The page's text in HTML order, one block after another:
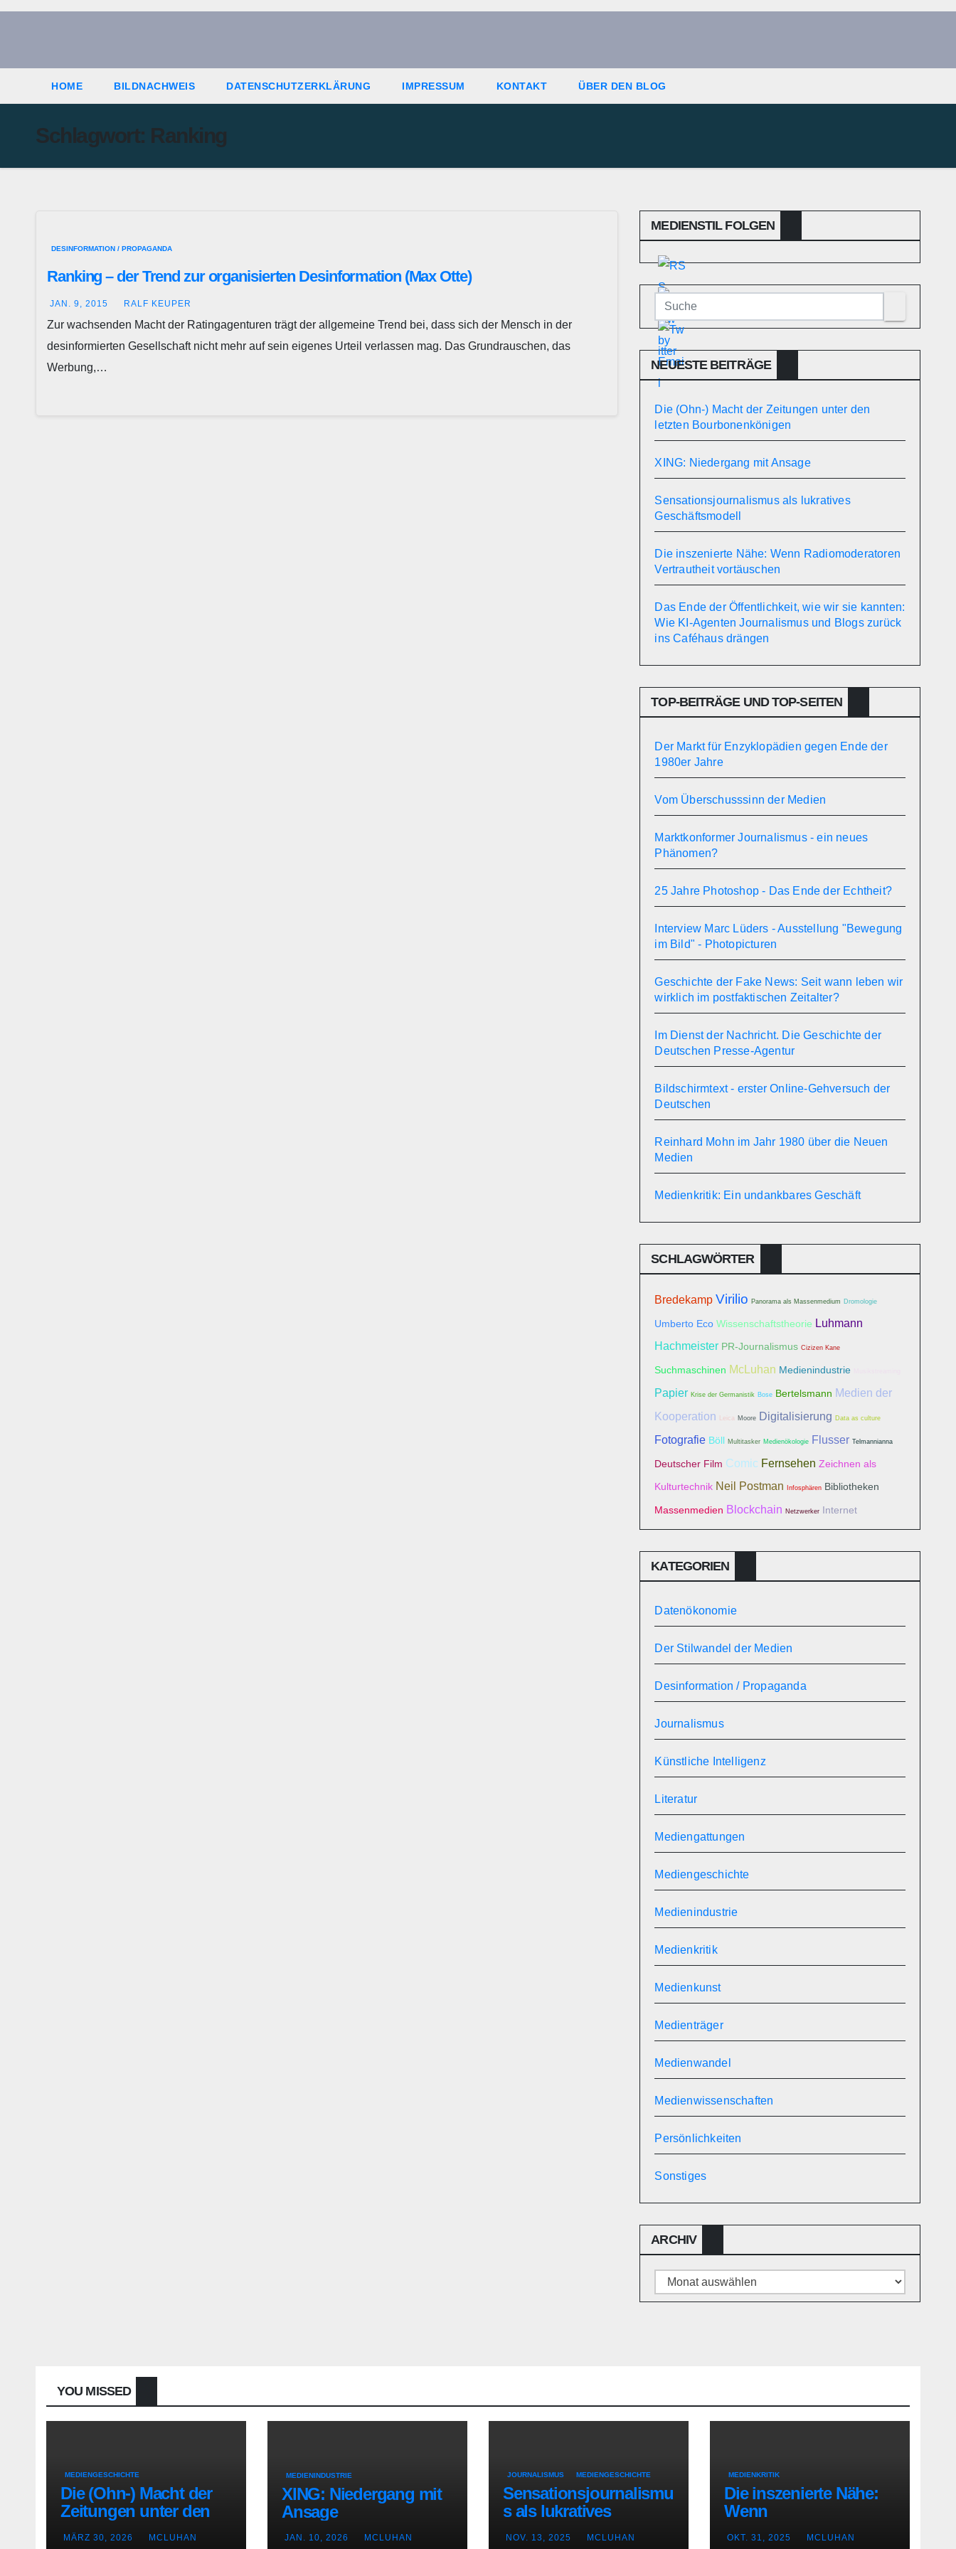
Zum
HOME BILDNACHWEIS DATENSCHUTZERKLÄRUNG IMPRESSUM KONTAKT ÜBER DEN BLOG
Schlagwort: Ranking
DESINFORMATION / PROPAGANDA
Ranking – der Trend zur organisierten Desinformation (Max Otte)
JAN. 9, 2015 RALF KEUPER
Zur wachsenden Macht der Ratingagenturen trägt der allgemeine Trend bei, dass sich der Mensch in der
desinformierten Gesellschaft nicht mehr auf sein eigenes Urteil verlassen mag. Das Grundrauschen, das
Werbung,…
MEDIENSTIL FOLGEN
NEUESTE BEITRÄGE
Die (Ohn-) Macht der Zeitungen unter den
letzten Bourbonenkönigen
XING: Niedergang mit Ansage
Sensationsjournalismus als lukratives
Geschäftsmodell
Die inszenierte Nähe: Wenn Radiomoderatoren
Vertrautheit vortäuschen
Das Ende der Öffentlichkeit, wie wir sie kannten:
Wie KI-Agenten Journalismus und Blogs zurück
ins Caféhaus drängen
TOP-BEITRÄGE UND TOP-SEITEN
Der Markt für Enzyklopädien gegen Ende der
1980er Jahre
Vom Überschusssinn der Medien
Marktkonformer Journalismus - ein neues
Phänomen?
25 Jahre Photoshop - Das Ende der Echtheit?
Interview Marc Lüders - Ausstellung "Bewegung
im Bild" - Photopicturen
Geschichte der Fake News: Seit wann leben wir
wirklich im postfaktischen Zeitalter?
Im Dienst der Nachricht. Die Geschichte der
Deutschen Presse-Agentur
Bildschirmtext - erster Online-Gehversuch der
Deutschen
Reinhard Mohn im Jahr 1980 über die Neuen
Medien
Medienkritik: Ein undankbares Geschäft
SCHLAGWÖRTER
Bredekamp Virilio Panorama als Massenmedium Dromologie
Umberto Eco Wissenschaftstheorie Luhmann
Hachmeister PR-Journalismus Cizizen Kane
Suchmaschinen McLuhan Medienindustrie
Papier Krise der Germanistik Bose Bertelsmann Medien der
Kooperation
Leica Moore Digitalisierung Data as culture
Fotografie Böll Multitasker Medienökologie Flusser Telmannianna
Deutscher Film Comic Fernsehen Zeichnen als
Kulturtechnik Neil Postman Infosphären Bibliotheken
Massenmedien Blockchain Netzwerker Internet
KATEGORIEN
Datenökonomie
Der Stilwandel der Medien
Desinformation / Propaganda
Journalismus
Künstliche Intelligenz
Literatur
Mediengattungen
Mediengeschichte
Medienindustrie
Medienkritik
Medienkunst
Medienträger
Medienwandel
Medienwissenschaften
Persönlichkeiten
Sonstiges
ARCHIV
Archiv
YOU MISSED
MEDIENGESCHICHTE
Die (Ohn-) Macht der
Zeitungen unter den
letzten
MÄRZ 30, 2026 MCLUHAN
MEDIENINDUSTRIE
XING: Niedergang mit
Ansage
JAN. 10, 2026 MCLUHAN
JOURNALISMUS MEDIENGESCHICHTE
Sensationsjournalismu
s als lukratives
NOV. 13, 2025 MCLUHAN
MEDIENKRITIK
Die inszenierte Nähe:
Wenn
OKT. 31, 2025 MCLUHAN